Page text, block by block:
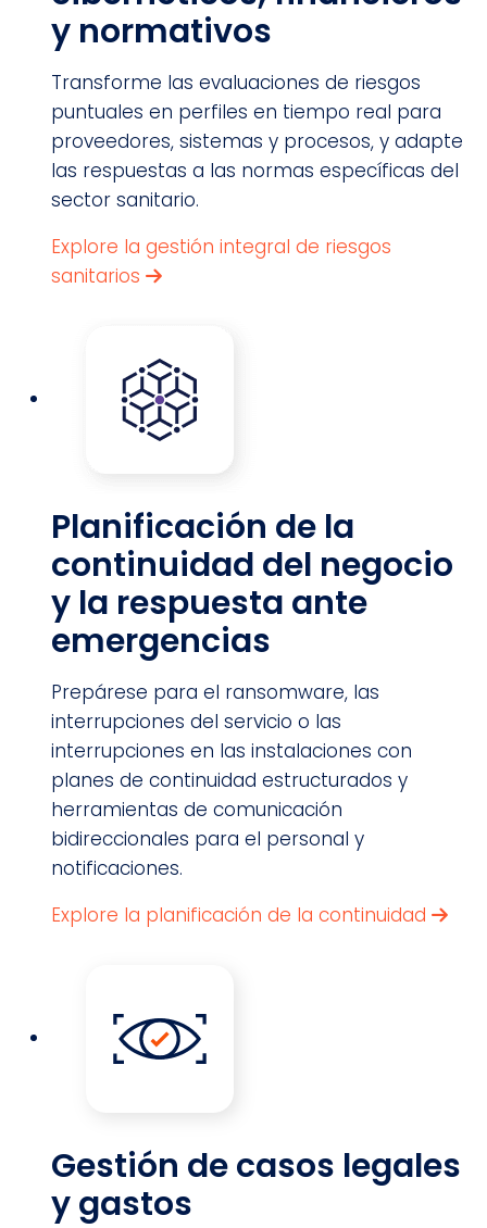
y normativos
Transforme las evaluaciones de riesgos
puntuales en perfiles en tiempo real para
proveedores, sistemas y procesos, y adapte
las respuestas a las normas específicas del
sector sanitario.
Explore la gestión integral de riesgos
sanitarios
Planificación de la
continuidad del negocio
y la respuesta ante
emergencias
Prepárese para el ransomware, las
interrupciones del servicio o las
interrupciones en las instalaciones con
planes de continuidad estructurados y
herramientas de comunicación
bidireccionales para el personal y
notificaciones.
Explore la planificación de la continuidad
Gestión de casos legales
y gastos